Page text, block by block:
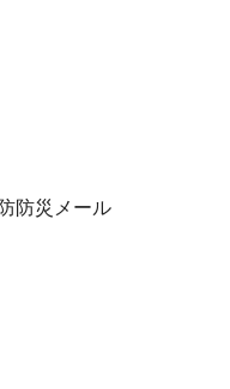
防災メール